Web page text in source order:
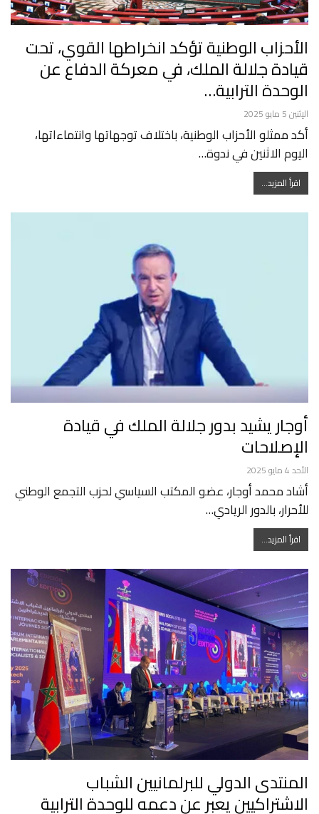
الأحزاب الوطنية تؤكد انخراطها القوي، تحت
قيادة جلالة الملك، في معركة الدفاع عن
الوحدة الترابية…
الإثنين 5 مايو 2025
أكد ممثلو الأحزاب الوطنية، باختلاف توجهاتها وانتماءاتها،
اليوم الاثنين في ندوة…
اقرأ المزيد...
أوجار يشيد بدور جلالة الملك في قيادة
الإصلاحات
الأحد 4 مايو 2025
أشاد محمد أوجار، عضو المكتب السياسي لحزب التجمع الوطني
للأحرار، بالدور الريادي…
اقرأ المزيد...
المنتدى الدولي للبرلمانيين الشباب
الاشتراكيين يعبر عن دعمه للوحدة الترابية